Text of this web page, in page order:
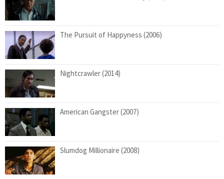
The Pursuit of Happyness (2006)
Nightcrawler (2014)
American Gangster (2007)
Slumdog Millionaire (2008)